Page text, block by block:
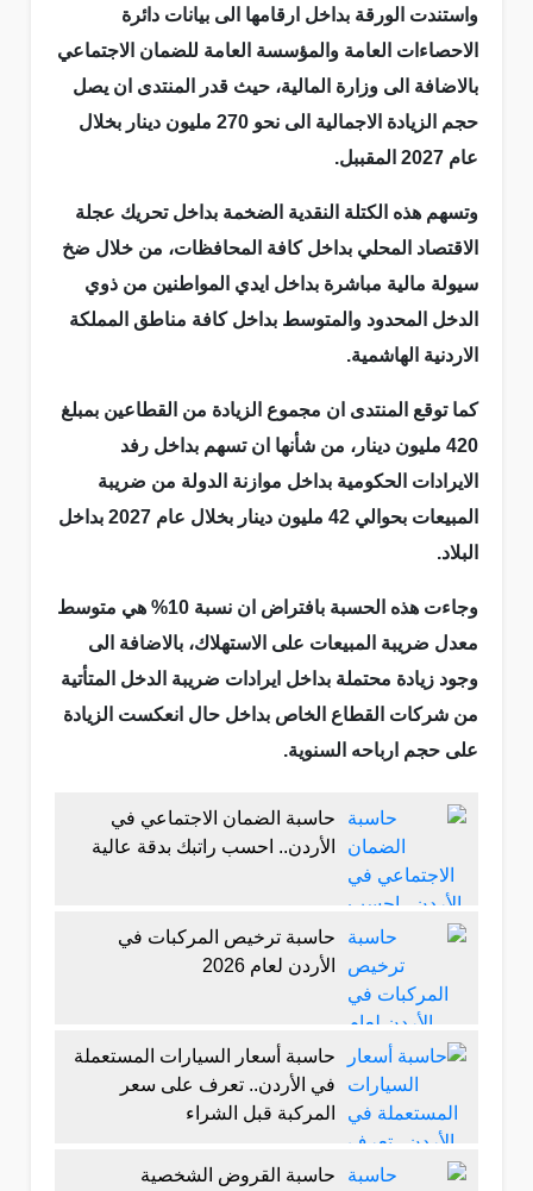
واستندت الورقة بداخل ارقامها الى بيانات دائرة
الاحصاءات العامة والمؤسسة العامة للضمان الاجتماعي
بالاضافة الى وزارة المالية، حيث قدر المنتدى ان يصل
حجم الزيادة الاجمالية الى نحو 270 مليون دينار بخلال
عام 2027 المقببل.
وتسهم هذه الكتلة النقدية الضخمة بداخل تحريك عجلة
الاقتصاد المحلي بداخل كافة المحافظات، من خلال ضخ
سيولة مالية مباشرة بداخل ايدي المواطنين من ذوي
الدخل المحدود والمتوسط بداخل كافة مناطق المملكة
الاردنية الهاشمية.
كما توقع المنتدى ان مجموع الزيادة من القطاعين بمبلغ
420 مليون دينار، من شأنها ان تسهم بداخل رفد
الايرادات الحكومية بداخل موازنة الدولة من ضريبة
المبيعات بحوالي 42 مليون دينار بخلال عام 2027 بداخل
البلاد.
وجاءت هذه الحسبة بافتراض ان نسبة 10% هي متوسط
معدل ضريبة المبيعات على الاستهلاك، بالاضافة الى
وجود زيادة محتملة بداخل ايرادات ضريبة الدخل المتأتية
من شركات القطاع الخاص بداخل حال انعكست الزيادة
على حجم ارباحه السنوية.
حاسبة الضمان الاجتماعي في
الأردن.. احسب راتبك بدقة عالية
حاسبة ترخيص المركبات في
الأردن لعام 2026
حاسبة أسعار السيارات المستعملة
في الأردن.. تعرف على سعر
المركبة قبل الشراء
حاسبة القروض الشخصية